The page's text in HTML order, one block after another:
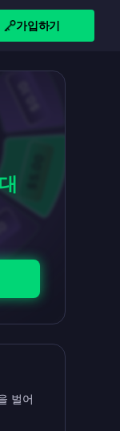
가입하기
벌어
걸
요.